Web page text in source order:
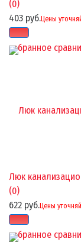
избранное
(0)
403 руб.Цены
избранное
Люк
(0)
622 руб.Цены